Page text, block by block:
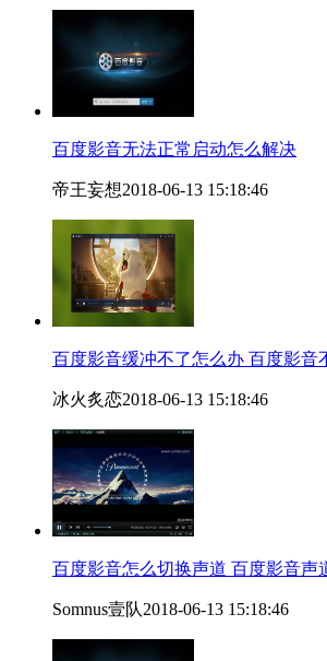
百度影音无法正常启动怎么解决
帝王妄想2018-06-13 15:18:46
百度影音缓冲不了怎么办 百度影音
冰火炙恋2018-06-13 15:18:46
百度影音怎么切换声道 百度影音声
Somnus壹队2018-06-13 15:18:46